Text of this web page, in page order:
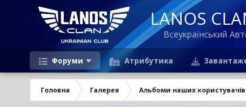
LANOS
Всеукраїнський
Форуми Атрибутика
Головна Галерея Альбоми наших користувачів